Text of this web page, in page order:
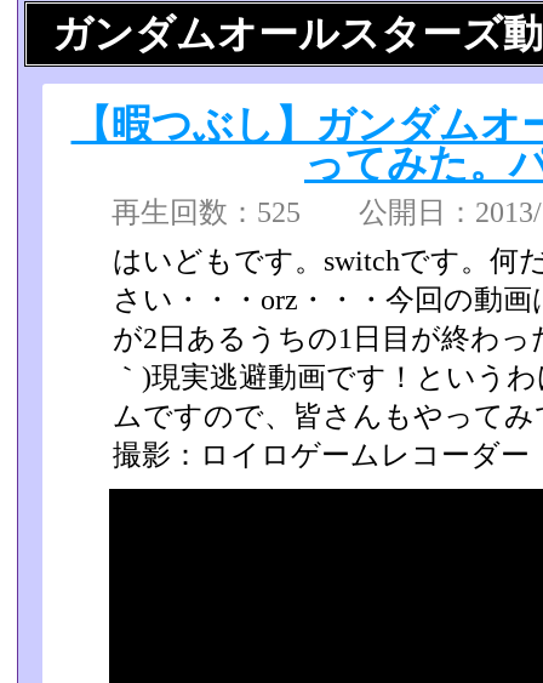
ガンダムオールスターズ
【暇つぶし】ガンダム
ってみた。
再生回数：525 公開日：
はいどもです。switchです。何
さい・・・orz・・・今­回の動
が2日あるうちの1日目が終わっ
｀)現実逃避動画です！という
ムですので、皆さんもやって­
撮影：ロイロゲームレコーダー